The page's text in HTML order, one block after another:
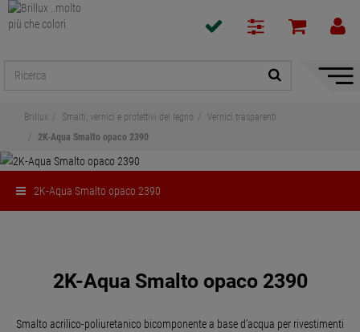
Mostra
Brillux Smalti, vernici e protettivi del legno
Vernici trasparenti
2K-Aqua Smalto opaco 2390
2K-Aqua Smalto opaco 2390
2K-Aqua Smalto opaco 2390
Smalto acrilico-poliuretanico bicomponente a base d’acqua per rivestimenti